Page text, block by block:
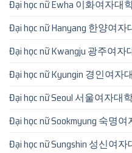
Đại học nữ Ewha 이화여자대
Đại học nữ Hanyang 한양여자
Đại học nữ Kwangju 광주여자
Đại học nữ Kyungin 경인여자
Đại học nữ Seoul 서울여자대
Đại học nữ Sookmyung 숙명
Đại học nữ Sungshin 성신여